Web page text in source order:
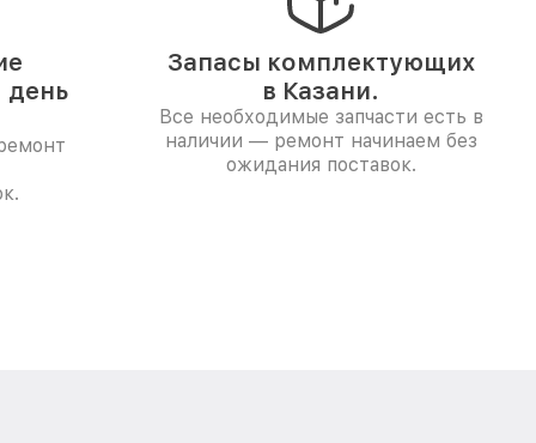
день
Запасы комплектующих
в Казани.
Все необходимые запчасти есть в
наличии — ремонт начинаем без
ожидания поставок.